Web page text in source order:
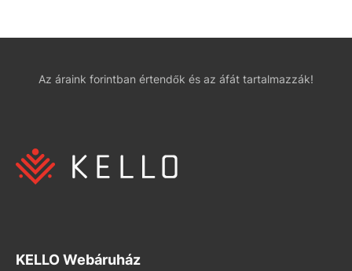
Az áraink forintban értendők és az áfát tartalmazzák!
KELLO Webáruház